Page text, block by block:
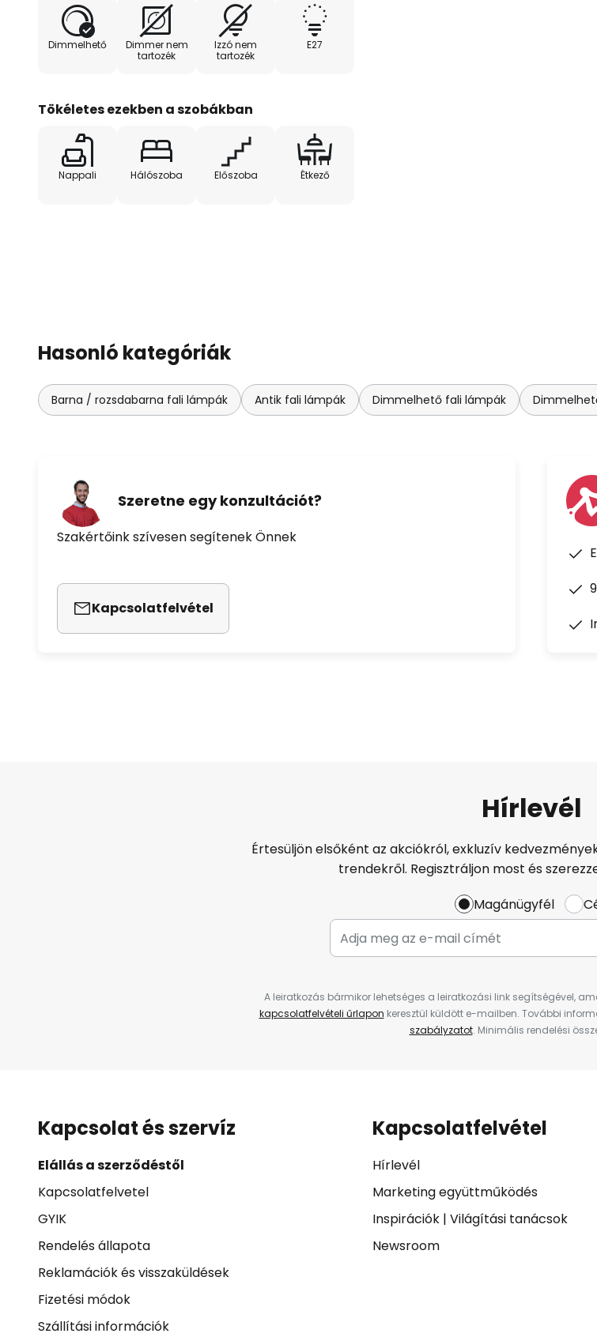
Európában gyártott világítás minőségével és vonzó kialakításával győzi meg a
vásárlókat. Az Adoro fali világítás tökéletes példája a hagyományos esztétika és a
praktikus tulajdonságok sikeres ötvözésének.
Dimmelhető
Dimmer nem
tartozék
Izzó nem
tartozék
E27
Tökéletes ezekben a szobákban
Nappali Hálószoba Előszoba Étkező
Hasonló kategóriák
Barna / rozsdabarna fali lámpák Antik fali lámpák Dimmelhető fali lámpák
Szeretne egy konzultációt?
Szakértőink szívesen segítenek Önnek
Kapcsolatfelvétel
Hírlevél
Értesüljön elsőként az akciókról, exkluzív
trendekről. Regisztráljon most és
Magánügyfél
A leiratkozás bármikor lehetséges a leiratkozási link segítségével,
kapcsolatfelvételi űrlapon keresztül küldött e-mailben. További
szabályzatot. Minimális rendelési
Kapcsolat és szervíz
Elállás a szerződéstől
Kapcsolatfelvetel
GYIK
Rendelés állapota
Reklamációk és visszaküldések
Fizetési módok
Szállítási információk
Kapcsolatfelvétel
Hírlevél
Marketing együttműködés
Inspirációk| Világítási tanácsok
Newsroom